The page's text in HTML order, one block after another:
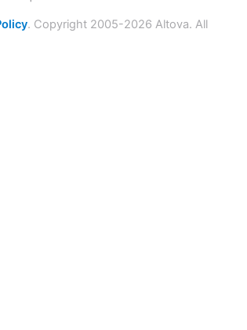
. Copyright 2005-2026 Altova. All